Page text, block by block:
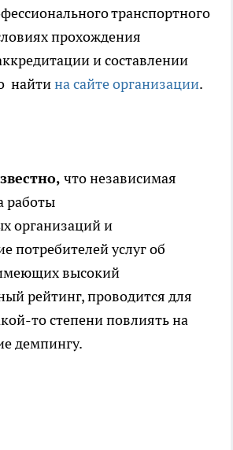
транспортного
прохождения
и составлении
найтина сайте организации.
что независимая
работы
организаций и
потребителей услуг об
высокий
рейтинг, проводится для
то степени повлиять на
демпингу.